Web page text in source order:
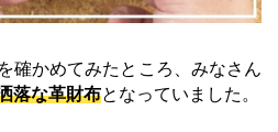
確かめてみたところ、みなさん
落な革財布となっていました。